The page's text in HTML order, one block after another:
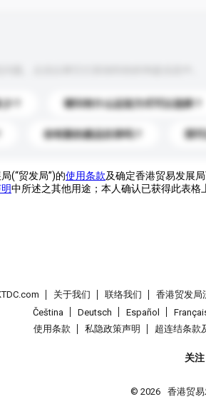
？ 请问有什么运送方式可以选择？
你有新的產品目录吗？ 我
(“贸发局”)的使用条款及确定香港贸易发展
中所述之其他用途；本人确认已获得此表格
关于我们 联络我们 香港贸发局
Čeština
Deutsch Español
使用条款
私隐政策声明 超连结条款
关
© 2026 香港贸